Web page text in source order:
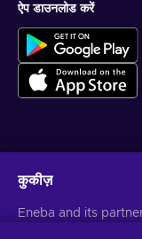
ऐप डाउनलोड करें
कुकीज़
Eneba and its